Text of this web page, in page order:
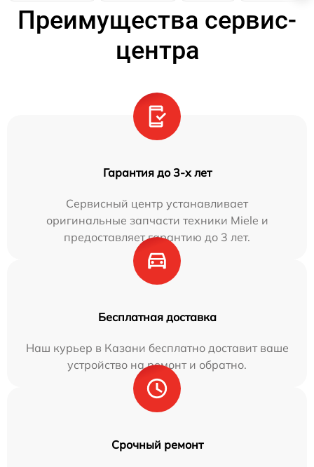
Преимущества сервис-
центра
Гарантия до 3-х лет
Сервисный центр устанавливает
оригинальные запчасти техники Miele и
предоставляет гарантию до 3 лет.
Бесплатная доставка
Наш курьер в Казани бесплатно доставит ваше
устройство на ремонт и обратно.
Срочный ремонт